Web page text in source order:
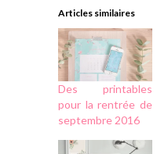
Articles similaires
Des printables
pour la rentrée de
septembre 2016